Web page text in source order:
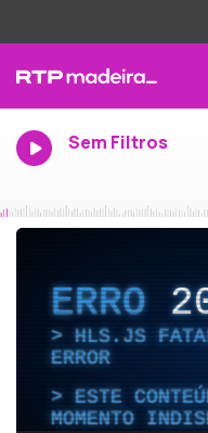
Sem Filtros
ERRO
HLS.JS
ERROR
ESTE
MOMENTO